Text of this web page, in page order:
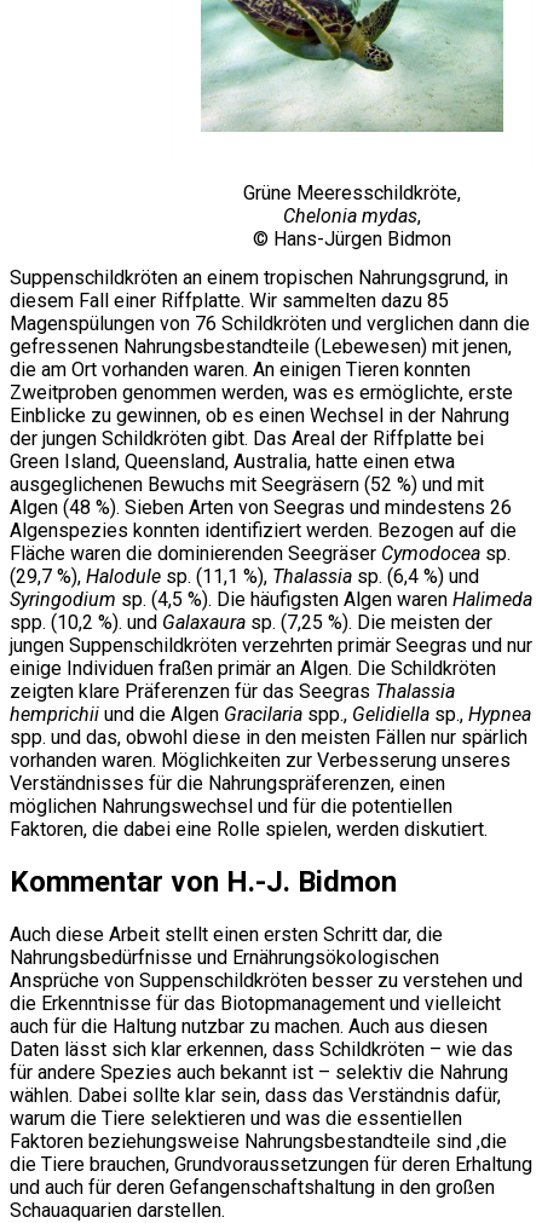
Grüne Meeresschildkröte,
Chelonia mydas,
© Hans-Jürgen Bidmon
Suppenschildkröten an einem tropischen Nahrungsgrund, in
diesem Fall einer Riffplatte. Wir sammelten dazu 85
Magenspülungen von 76 Schildkröten und verglichen dann die
gefressenen Nahrungsbestandteile (Lebewesen) mit jenen,
die am Ort vorhanden waren. An einigen Tieren konnten
Zweitproben genommen werden, was es ermöglichte, erste
Einblicke zu gewinnen, ob es einen Wechsel in der Nahrung
der jungen Schildkröten gibt. Das Areal der Riffplatte bei
Green Island, Queensland, Australia, hatte einen etwa
ausgeglichenen Bewuchs mit Seegräsern (52 %) und mit
Algen (48 %). Sieben Arten von Seegras und mindestens 26
Algenspezies konnten identifiziert werden. Bezogen auf die
Fläche waren die dominierenden Seegräser Cymodocea sp.
(29,7 %), Halodule sp. (11,1 %), Thalassia sp. (6,4 %) und
Syringodium sp. (4,5 %). Die häufigsten Algen waren Halimeda
spp. (10,2 %). und Galaxaura sp. (7,25 %). Die meisten der
jungen Suppenschildkröten verzehrten primär Seegras und nur
einige Individuen fraßen primär an Algen. Die Schildkröten
zeigten klare Präferenzen für das Seegras Thalassia
hemprichii und die Algen Gracilaria spp., Gelidiella sp., Hypnea
spp. und das, obwohl diese in den meisten Fällen nur spärlich
vorhanden waren. Möglichkeiten zur Verbesserung unseres
Verständnisses für die Nahrungspräferenzen, einen
möglichen Nahrungswechsel und für die potentiellen
Faktoren, die dabei eine Rolle spielen, werden diskutiert.
Kommentar von H.-J. Bidmon
Auch diese Arbeit stellt einen ersten Schritt dar, die
Nahrungsbedürfnisse und Ernährungsökologischen
Ansprüche von Suppenschildkröten besser zu verstehen und
die Erkenntnisse für das Biotopmanagement und vielleicht
auch für die Haltung nutzbar zu machen. Auch aus diesen
Daten lässt sich klar erkennen, dass Schildkröten – wie das
für andere Spezies auch bekannt ist – selektiv die Nahrung
wählen. Dabei sollte klar sein, dass das Verständnis dafür,
warum die Tiere selektieren und was die essentiellen
Faktoren beziehungsweise Nahrungsbestandteile sind ,die
die Tiere brauchen, Grundvoraussetzungen für deren Erhaltung
und auch für deren Gefangenschaftshaltung in den großen
Schauaquarien darstellen.